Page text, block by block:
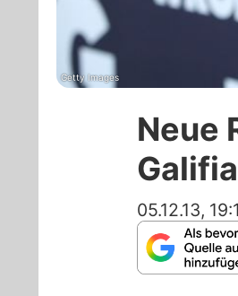
Getty Images
Neue
05.12.13,